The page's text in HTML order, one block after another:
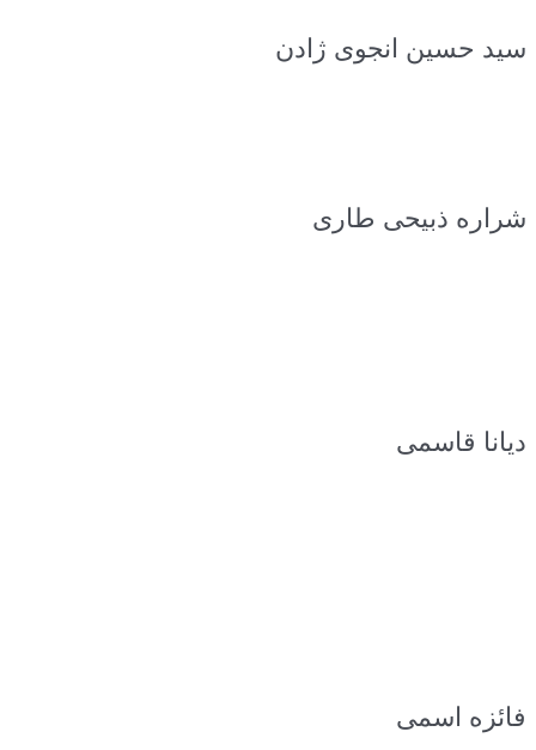
سید حسین انجوی ژادن
شراره ذبیحی طاری
دیانا قاسمی
فائزه اسمی